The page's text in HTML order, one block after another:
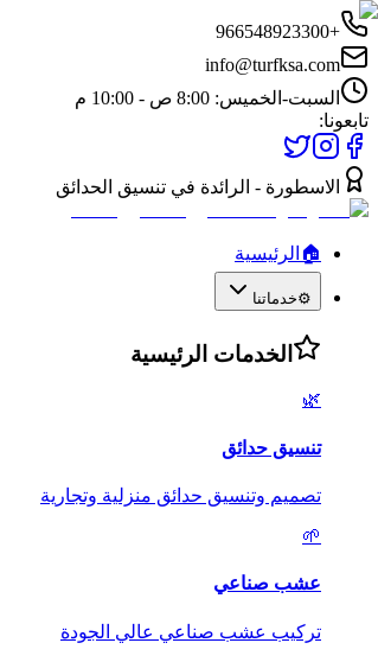
+966548923300
info@turfksa.com
السبت-الخميس: 8:00 ص - 10:00 م
تابعونا:
الاسطورة - الرائدة في تنسيق الحدائق
🏠 الرئيسية
⚙️خدماتنا
الخدمات الرئيسية
🌿
تنسيق حدائق
تصميم وتنسيق حدائق منزلية وتجارية
🌱
عشب صناعي
تركيب عشب صناعي عالي الجودة